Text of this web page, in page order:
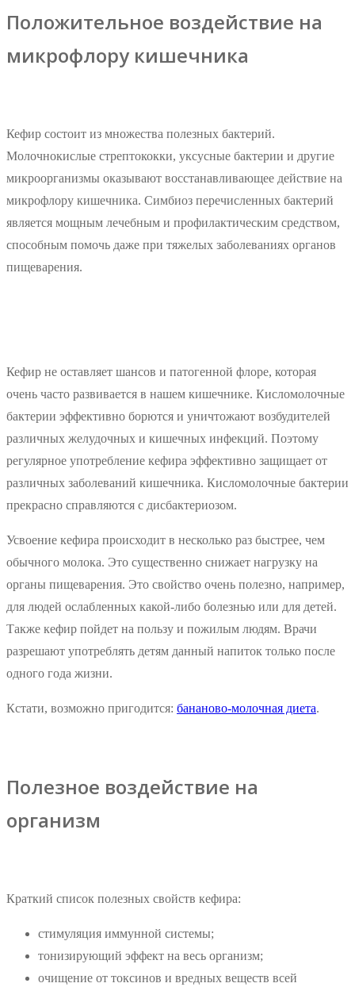
Положительное воздействие на
микрофлору кишечника
Кефир состоит из множества полезных бактерий.
Молочнокислые стрептококки, уксусные бактерии и другие
микроорганизмы оказывают восстанавливающее действие на
микрофлору кишечника. Симбиоз перечисленных бактерий
является мощным лечебным и профилактическим средством,
способным помочь даже при тяжелых заболеваниях органов
пищеварения.
Кефир не оставляет шансов и патогенной флоре, которая
очень часто развивается в нашем кишечнике. Кисломолочные
бактерии эффективно борются и уничтожают возбудителей
различных желудочных и кишечных инфекций. Поэтому
регулярное употребление кефира эффективно защищает от
различных заболеваний кишечника. Кисломолочные бактерии
прекрасно справляются с дисбактериозом.
Усвоение кефира происходит в несколько раз быстрее, чем
обычного молока. Это существенно снижает нагрузку на
органы пищеварения. Это свойство очень полезно, например,
для людей ослабленных какой-либо болезнью или для детей.
Также кефир пойдет на пользу и пожилым людям. Врачи
разрешают употреблять детям данный напиток только после
одного года жизни.
Кстати, возможно пригодится: бананово-молочная диета.
Полезное воздействие на
организм
Краткий список полезных свойств кефира:
стимуляция иммунной системы;
тонизирующий эффект на весь организм;
очищение от токсинов и вредных веществ всей